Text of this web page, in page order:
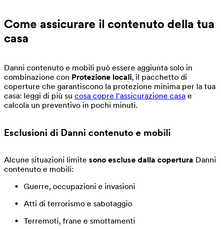
Come assicurare il contenuto della tua
casa
Danni contenuto e mobili può essere aggiunta solo in
combinazione con Protezione locali, il pacchetto di
coperture che garantiscono la protezione minima per la tua
casa: leggi di più su cosa copre l'assicurazione casa e
calcola un preventivo in pochi minuti.
Esclusioni di Danni contenuto e mobili
Alcune situazioni limite sono escluse dalla copertura Danni
contenuto e mobili:
Guerre, occupazioni e invasioni
Atti di terrorismo e sabotaggio
Terremoti, frane e smottamenti